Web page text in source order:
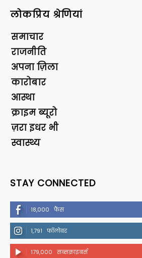
लोकप्रिय श्रेणियां
समाचार
राजनीति
अपना ज़िला
कारोबार
आस्था
क्राइम ब्यूरो
ज़रा इधर भी
स्वास्थ्य
STAY CONNECTED
18,000 फैंस
1,791 फॉलोवर
179,000 सब्सक्राइबर्स